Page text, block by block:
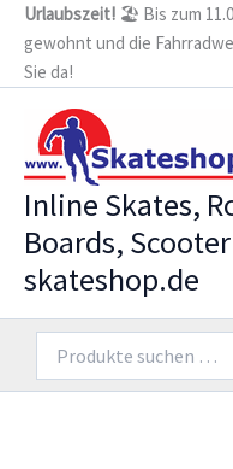
Zum
Inhalt
springen
Urlaubszeit! 🏖️ Bis zum
gewohnt und die
Sie da!
Inline Skates,
Boards,
skateshop.de
nach:
-
Laces
Menge